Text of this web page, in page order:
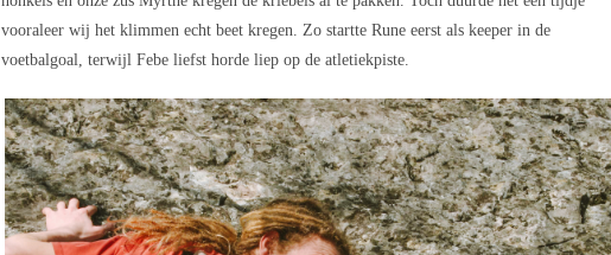
vooraleer wij het klimmen echt beet kregen. Zo startte Rune eerst als keeper in de
voetbalgoal, terwijl Febe liefst horde liep op de atletiekpiste.